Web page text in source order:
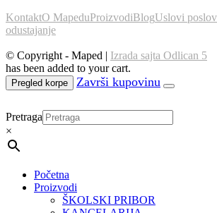
KontaktO MapeduProizvodiBlogUslovi
odustajanje
© Copyright - Maped | Izrada sajta Odlican 5
has been added to your cart.
Pregled korpe
Pretraga
×
Početna
Proizvodi
ŠKOLSKI PRIBOR